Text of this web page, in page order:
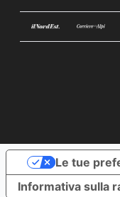
Informativa sulla
Le tue